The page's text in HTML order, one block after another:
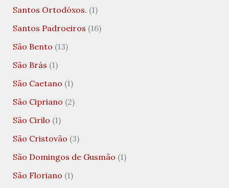
Santos Ortodóxos. (1)
Santos Padroeiros (16)
São Bento (13)
São Brás (1)
São Caetano (1)
São Cipriano (2)
São Cirilo (1)
São Cristovão (3)
São Domingos de Gusmão (1)
São Floriano (1)